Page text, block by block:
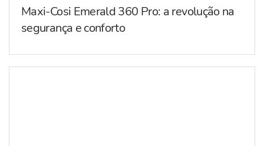
Maxi-Cosi Emerald 360 Pro: a revolução na
segurança e conforto